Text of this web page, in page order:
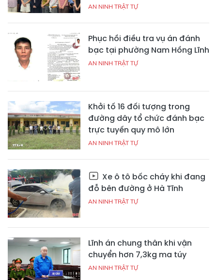
AN NINH TRẬT TỰ
Phục hồi điều tra vụ án đánh
bạc tại phường Nam Hồng Lĩnh
AN NINH TRẬT TỰ
Khởi tố 16 đối tượng trong
đường dây tổ chức đánh bạc
trực tuyến quy mô lớn
AN NINH TRẬT TỰ
Xe ô tô bốc cháy khi đang
đỗ bên đường ở Hà Tĩnh
AN NINH TRẬT TỰ
Lĩnh án chung thân khi vận
chuyển hơn 7,3kg ma túy
AN NINH TRẬT TỰ